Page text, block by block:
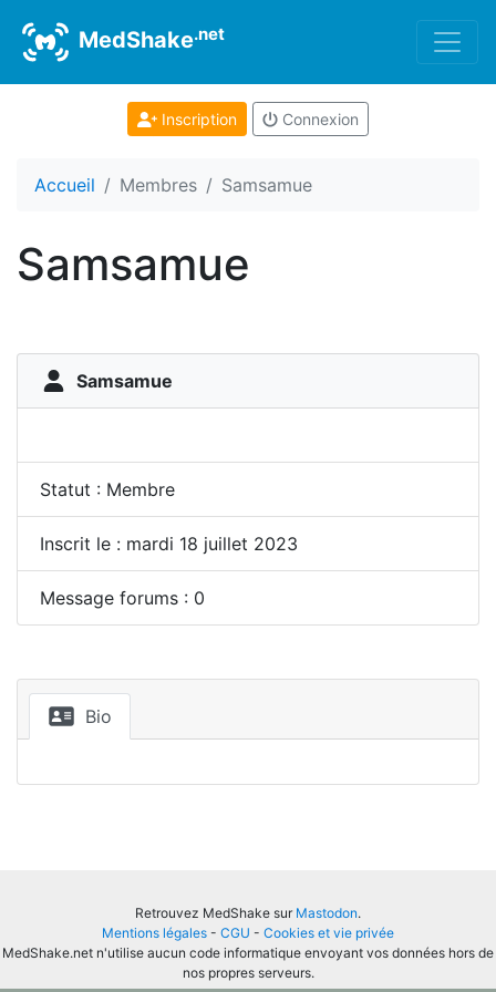
MedShake.net
Inscription Connexion
Accueil Membres Samsamue
Samsamue
Samsamue
Statut : Membre
Inscrit le : mardi 18 juillet 2023
Message forums : 0
Bio
Retrouvez MedShake sur Mastodon.
Mentions légales - CGU - Cookies et vie privée
MedShake.net n'utilise aucun code informatique envoyant vos données hors de
nos propres serveurs.